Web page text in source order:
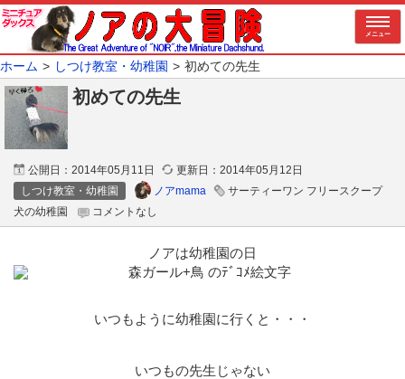
メニュー
ホーム しつけ教室・幼稚園 初めての先生
初めての先生
公開日： 2014年05月11日 更新日： 2014年05月12日
しつけ教室・幼稚園
ノアmama
サーティーワン フリースクープ
犬の幼稚園
コメントなし
ノアは幼稚園の日
いつもように幼稚園に行くと・・・
いつもの先生じゃない